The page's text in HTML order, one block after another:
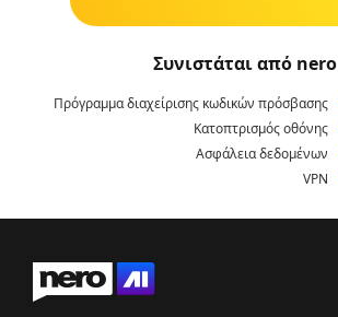
Συνιστάται από nero
Πρόγραμμα διαχείρισης κωδικών πρόσβασης
Κατοπτρισμός οθόνης
Ασφάλεια δεδομένων
VPN